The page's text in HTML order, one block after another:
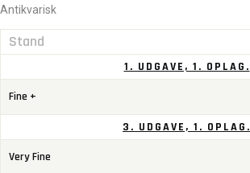
Antikvarisk
Stand
1. UDGAVE, 1. OPLAG.
Fine +
3. UDGAVE, 1. OPLAG.
Very Fine